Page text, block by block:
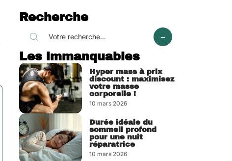
Recherche
Les immanquables
Hyper mass à prix
discount : maximisez
votre masse
corporelle !
10 mars 2026
Durée idéale du
sommeil profond
pour une nuit
réparatrice
10 mars 2026